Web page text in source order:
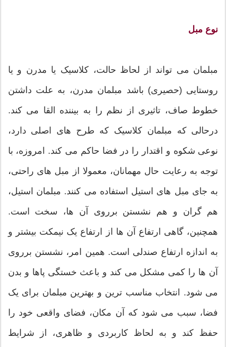
نوع مبل
مبلمان می تواند از لحاظ حالت، کلاسیک یا مدرن و یا
روستایی (حصیری) باشد مبلمان مدرن، به علت داشتن
خطوط صاف، تاثیری از نظم را به بیننده القا می کند.
درحالی که مبلمان کلاسیک که طرح های اصلی دارد،
نوعی شکوه و اقتدار را در فضا حاکم می کند. امروزه، با
توجه به رعایت حال مهمانان، معمولا از مبل های راحتی،
به جای مبل های استیل استفاده می کنند. مبلمان استیل،
هم گران و هم نشستن برروی آن ها، سخت است.
همچنین، گاهی ارتفاع آن ها از ارتفاع یک نیمکت بیشتر و
به اندازه ارتفاع صندلی است. همین امر، نشستن برروی
آن ها را کمی مشکل می کند و باعث خستگی پاها و بدن
می شود. انتخاب مناسب ترین و بهترین مبلمان برای یک
فضا، سبب می شود که آن مکان، فضای واقعی خود را
حفظ کند و به لحاظ کاربردی و ظاهری، از شرایط